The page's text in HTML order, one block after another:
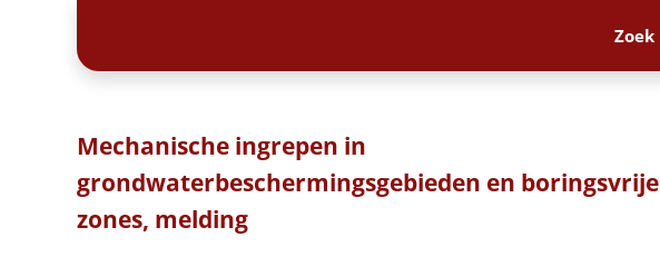
Mechanische ingrepen in
grondwaterbeschermingsgebieden en boringsvrije
zones, melding